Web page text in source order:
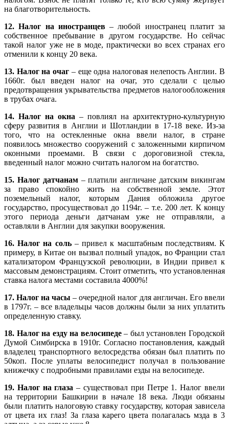
на благотворительность.
12. Налог на иностранцев– любой иностранец платит за
собственное пребывание в другом государстве. Но сейчас
такой налог уже не в моде, практически во всех странах его
отменили к концу 20 века.
13. Налог на очаг – еще одна налоговая нелепость Англии. В
1660г. был введен налог на очаг, это сделали с целью
предотвращения укрывательства предметов налогообложения
в трубах очага.
14. Налог на окна – повлиял на архитектурно-культурную
сферу развития в Англии и Шотландии в 17-18 веке. Из-за
того, что на остекленные окна ввели налог, в стране
появилось множество сооружений с заложенными кирпичом
оконными проемами. В связи с дороговизной стекла,
введенный налог можно считать налогом на богатство.
15. Налог датчанам– платили англичане датским викингам
за право спокойно жить на собственной земле. Этот
поземельный налог, которым Дания обложила другое
государство, просуществовал до 1194г. – т.е. 200 лет. К концу
этого периода деньги датчанам уже не отправляли, а
оставляли в Англии для закупки вооружения.
16. Налог на соль– привел к масштабным последствиям. К
примеру, в Китае он вызвал полный упадок, во Франции стал
катализатором Французской революции, в Индии привел к
массовым демонстрациям. Стоит отметить, что установленная
ставка налога местами составила 4000%!
17. Налог на часы – очередной налог для англичан. Его ввели
в 1797г. – все владельцы часов должны были за них уплатить
определенную ставку.
18. Налог на езду на велосипеде– был установлен Городской
Думой Симбирска в 1910г. Согласно постановления, каждый
владелец транспортного велосредства обязан был платить по
50коп. После уплаты велосипедист получал в пользование
книжечку с подробными правилами езды на велосипеде.
19. Налог на глаза – существовал при Петре 1. Налог ввели
на территории Башкирии в начале 18 века. Люди обязаны
были платить налоговую ставку государству, которая зависела
от цвета их глаз! За глаза карего цвета полагалась мзда в 3